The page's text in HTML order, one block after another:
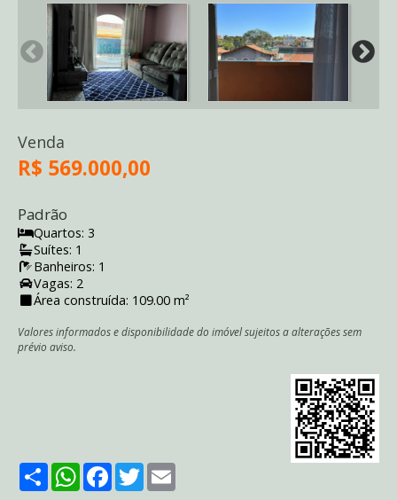
Venda
R$ 569.000,00
Padrão
Quartos: 3
Suítes: 1
Banheiros: 1
Vagas: 2
Área construída: 109.00 m²
Valores informados e disponibilidade do imóvel sujeitos a alterações sem
prévio aviso.
ShareWhatsApp
Facebook
Twitter